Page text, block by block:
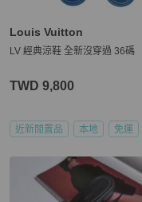
Louis Vuitton
LV 經典涼鞋 全新沒穿過 36碼
TWD 9,800
近新閒置品 本地 免運